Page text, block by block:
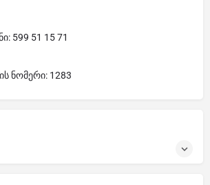
599 51 15 71
ნომერი: 1283